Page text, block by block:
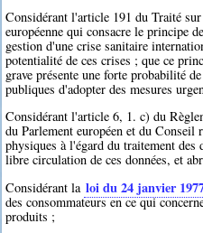
Considérant l'article 191 du Traité
européenne qui consacre le principe
gestion d'une crise sanitaire
potentialité de ces crises ; que ce
grave présente une forte probabilité
publiques d'adopter des mesures
Considérant l'article 6, 1. c) du
du Parlement européen et du Conseil
physiques à l'égard du traitement des
libre circulation de ces données, et
Considérant la loi du 24 janvier
des consommateurs en ce qui
produits ;